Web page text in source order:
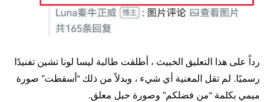
رداً على هذا التعليق الخبيث ، أطلقت طالبة ليسا لونا تشين تفنيدًا
رسميًا. لم تقل المغنية أي شيء ، وبدلاً من ذلك “أسقطت” صورة
ميمي بكلمة “من فضلكم” وصورة حبل معلق.